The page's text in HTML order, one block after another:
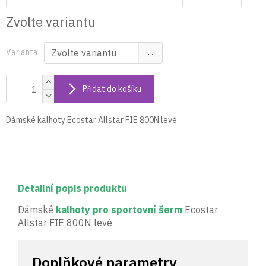
Zvolte variantu
Varianta
Přidat do košíku
Dámské kalhoty Ecostar Allstar FIE 800N levé
Detailní popis produktu
Dámské kalhoty pro sportovní šerm Ecostar
Allstar FIE 800N levé